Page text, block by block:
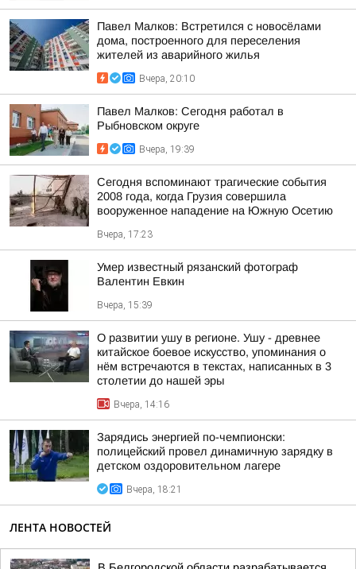
Павел Малков: Встретился с новосёлами
дома, построенного для переселения
жителей из аварийного жилья
Вчера, 20:10
Павел Малков: Сегодня работал в
Рыбновском округе
Вчера, 19:39
Сегодня вспоминают трагические события
2008 года, когда Грузия совершила
вооруженное нападение на Южную Осетию
Вчера, 17:23
Умер известный рязанский фотограф
Валентин Евкин
Вчера, 15:39
О развитии ушу в регионе. Ушу - древнее
китайское боевое искусство, упоминания о
нём встречаются в текстах, написанных в 3
столетии до нашей эры
Вчера, 14:16
Зарядись энергией по-чемпионски:
полицейский провел динамичную зарядку в
детском оздоровительном лагере
Вчера, 18:21
ЛЕНТА НОВОСТЕЙ